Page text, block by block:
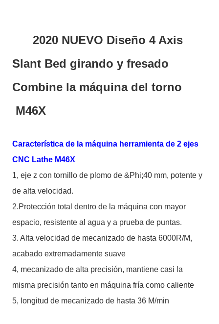
2020 NUEVO Diseño 4 Axis
Slant Bed girando y fresado
Combine la máquina del torno
M46X
Característica de la máquina herramienta de 2 ejes
CNC Lathe M46X
1, eje z con tornillo de plomo de &Phi;40 mm, potente y
de alta velocidad.
2.Protección total dentro de la máquina con mayor
espacio, resistente al agua y a prueba de puntas.
3. Alta velocidad de mecanizado de hasta 6000R/M,
acabado extremadamente suave
4, mecanizado de alta precisión, mantiene casi la
misma precisión tanto en máquina fría como caliente
5, longitud de mecanizado de hasta 36 M/min